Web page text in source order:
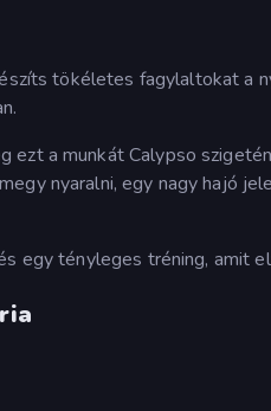
tökéletes fagylaltokat a
a munkát Calypso
nyaralni, egy nagy hajó
egy tényleges tréning, amit